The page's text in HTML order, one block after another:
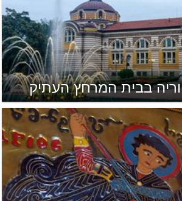
בבית המרחץ העתיק